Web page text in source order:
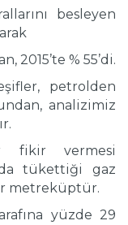
besleyen
2015’te % 55’di.
petrolden
analizimiz
fikir vermesi
tükettiği gaz
metreküptür.
yüzde 29